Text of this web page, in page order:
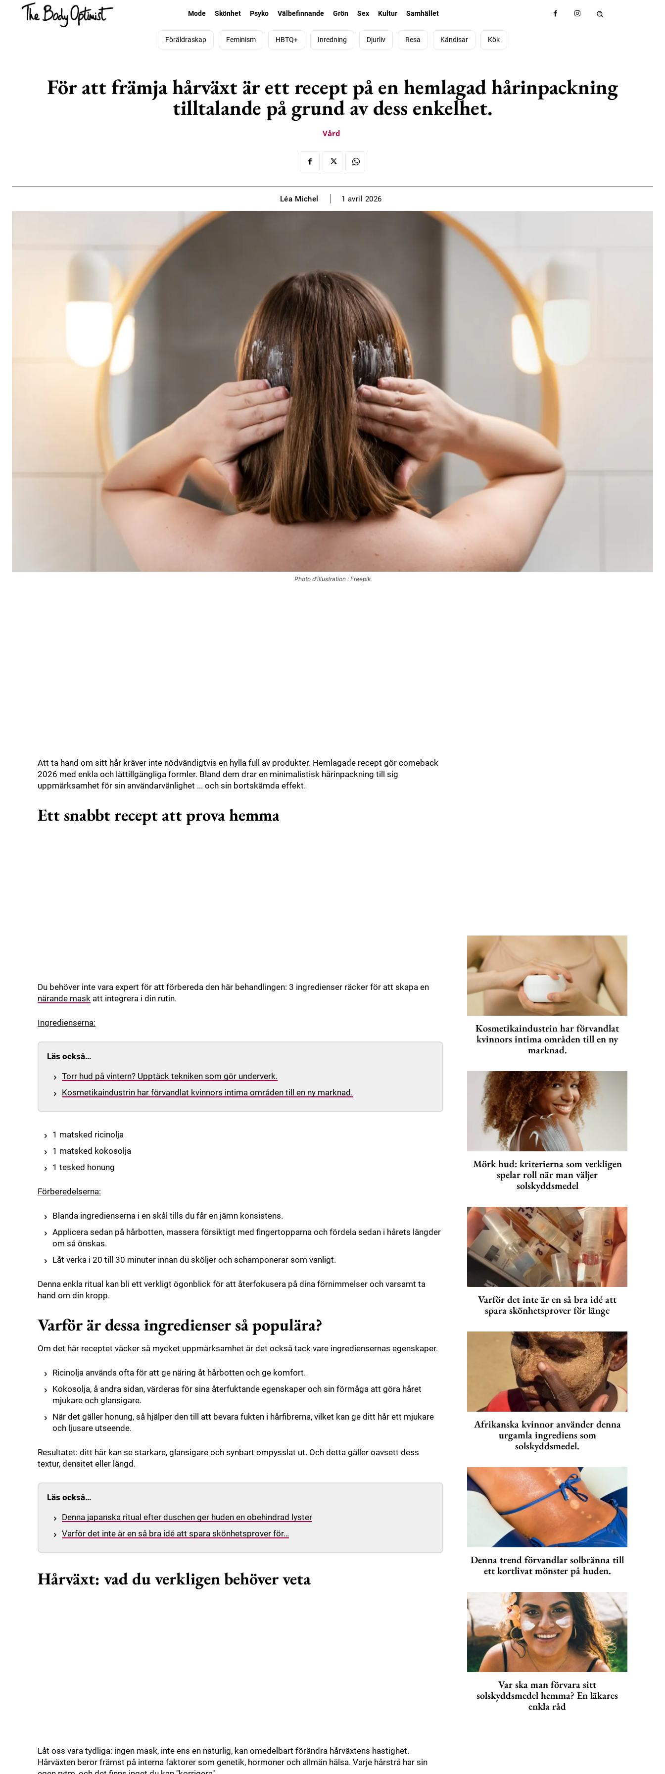
Mode Skönhet Psyko Välbefinnande Grön Sex Kultur Samhället
Föräldraskap Feminism HBTQ+ Inredning Djurliv Resa Kändisar Kök
För att främja hårväxt är ett recept på en hemlagad hårinpackning
tilltalande på grund av dess enkelhet.
Vård
Léa Michel 1 avril 2026
Photo d'illustration : Freepik
Att ta hand om sitt hår kräver inte nödvändigtvis en hylla full av produkter. Hemlagade recept gör comeback
2026 med enkla och lättillgängliga formler. Bland dem drar en minimalistisk hårinpackning till sig
uppmärksamhet för sin användarvänlighet ... och sin bortskämda effekt.
Ett snabbt recept att prova hemma
Du behöver inte vara expert för att förbereda den här behandlingen: 3 ingredienser räcker för att skapa en
närande mask att integrera i din rutin.
Ingredienserna:
Läs också…
Torr hud på vintern? Upptäck tekniken som gör underverk.
Kosmetikaindustrin har förvandlat kvinnors intima områden till en ny marknad.
1 matsked ricinolja
1 matsked kokosolja
1 tesked honung
Förberedelserna:
Blanda ingredienserna i en skål tills du får en jämn konsistens.
Applicera sedan på hårbotten, massera försiktigt med fingertopparna och fördela sedan i hårets längder
om så önskas.
Låt verka i 20 till 30 minuter innan du sköljer och schamponerar som vanligt.
Denna enkla ritual kan bli ett verkligt ögonblick för att återfokusera på dina förnimmelser och varsamt ta
hand om din kropp.
Varför är dessa ingredienser så populära?
Om det här receptet väcker så mycket uppmärksamhet är det också tack vare ingrediensernas egenskaper.
Ricinolja används ofta för att ge näring åt hårbotten och ge komfort.
Kokosolja, å andra sidan, värderas för sina återfuktande egenskaper och sin förmåga att göra håret
mjukare och glansigare.
När det gäller honung, så hjälper den till att bevara fukten i hårfibrerna, vilket kan ge ditt hår ett mjukare
och ljusare utseende.
Resultatet: ditt hår kan se starkare, glansigare och synbart ompysslat ut. Och detta gäller oavsett dess
textur, densitet eller längd.
Läs också…
Denna japanska ritual efter duschen ger huden en obehindrad lyster
Varför det inte är en så bra idé att spara skönhetsprover för…
Hårväxt: vad du verkligen behöver veta
Låt oss vara tydliga: ingen mask, inte ens en naturlig, kan omedelbart förändra hårväxtens hastighet.
Hårväxten beror främst på interna faktorer som genetik, hormoner och allmän hälsa. Varje hårstrå har sin
Kosmetikaindustrin har förvandlat
kvinnors intima områden till en ny
marknad.
Mörk hud: kriterierna som verkligen
spelar roll när man väljer
solskyddsmedel
Varför det inte är en så bra idé att
spara skönhetsprover för länge
Afrikanska kvinnor använder denna
urgamla ingrediens som
solskyddsmedel.
Denna trend förvandlar solbränna till
ett kortlivat mönster på huden.
Var ska man förvara sitt
solskyddsmedel hemma? En läkares
enkla råd